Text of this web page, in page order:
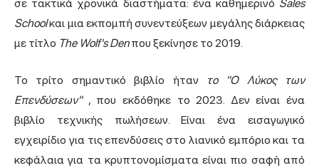
σε τακτικά χρονικά διαστήματα: ένα καθημερινό Sales
Schoolκαι μια εκπομπή συνεντεύξεων μεγάλης διάρκειας
με τίτλο The Wolf's Denπου ξεκίνησε το 2019.
Το τρίτο σημαντικό βιβλίο ήταν
το "Ο Λύκος των
Επενδύσεων", που εκδόθηκε το 2023. Δεν είναι ένα
βιβλίο τεχνικής πωλήσεων. Είναι ένα εισαγωγικό
εγχειρίδιο για τις επενδύσεις στο λιανικό εμπόριο και τα
κεφάλαια για τα κρυπτονομίσματα είναι πιο σαφή από